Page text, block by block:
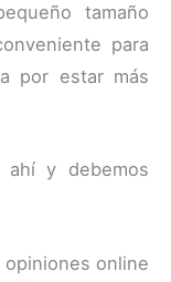
tamaño
para
por estar más
ahí y debemos
online